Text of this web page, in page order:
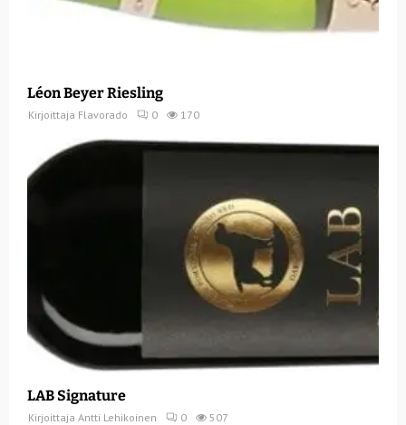
Léon Beyer Riesling
Kirjoittaja Flavorado 0 170
LAB Signature
Kirjoittaja Antti Lehikoinen 0 507